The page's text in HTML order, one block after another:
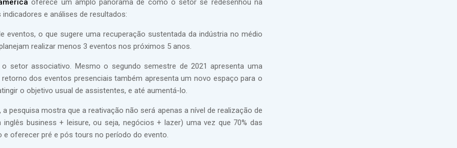
oferece um amplo panorama de como o setor se redesenhou na
e análises de resultados:
o que sugere uma recuperação sustentada da indústria no médio
realizar menos 3 eventos nos próximos 5 anos.
setor associativo. Mesmo o segundo semestre de 2021 apresenta uma
dos eventos presenciais também apresenta um novo espaço para o
o objetivo usual de assistentes, e até aumentá-lo.
pesquisa mostra que a reativação não será apenas a nível de realização de
business + leisure, ou seja, negócios + lazer) uma vez que 70% das
oferecer pré e pós tours no período do evento.